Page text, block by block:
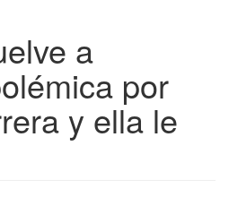
a
por
y ella le